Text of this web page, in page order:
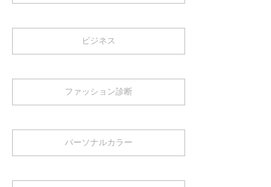
ビジネス
ファッション診断
パーソナルカラー